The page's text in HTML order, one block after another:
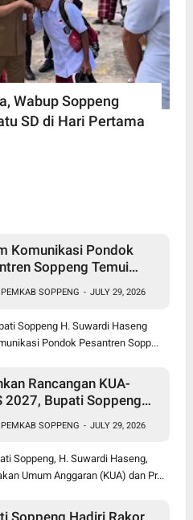
Wabup Soppeng
SD di Hari Pertama
Komunikasi Pondok
Soppeng Temui
SOPPENG - JULY 29, 2026
Soppeng H. Suwardi Haseng
Pondok Pesantren Sopp...
Rancangan KUA-
2027, Bupati Soppeng
Tekanan Fiskal
SOPPENG - JULY 29, 2026
Soppeng, H. Suwardi Haseng,
Umum Anggaran (KUA) dan Pr...
Soppeng Hadiri Rakor